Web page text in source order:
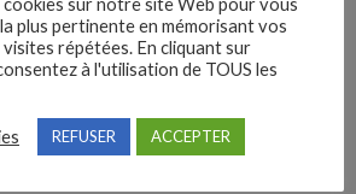
Aquitaine, Gironde
cookies sur notre site Web pour vous
plus pertinente en mémorisant vos
répétées. En cliquant sur
à l'utilisation de TOUS les
REFUSER ACCEPTER